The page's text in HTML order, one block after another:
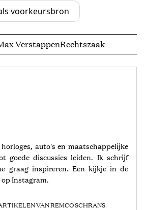
voorkeursbron
VerstappenRechtszaak
auto's en maatschappelijke
goede discussies leiden. Ik schrijf
graag inspireren. Een kijkje in de
op Instagram.
VAN REMCO SCHRANS